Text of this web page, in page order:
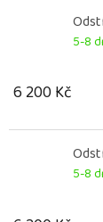
5-8
6 200 Kč
5-8